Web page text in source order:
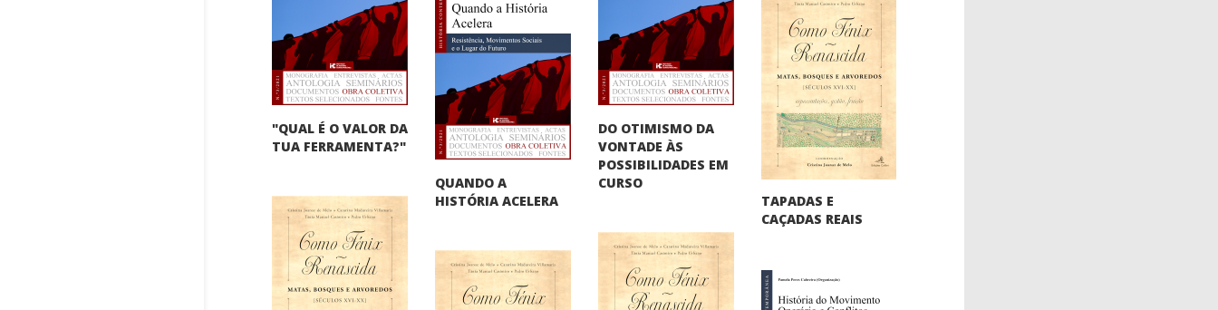
"QUAL É O VALOR DA
TUA FERRAMENTA?"
DO OTIMISMO DA
VONTADE ÀS
POSSIBILIDADES EM
CURSO
QUANDO A
HISTÓRIA ACELERA TAPADAS E
CAÇADAS REAIS